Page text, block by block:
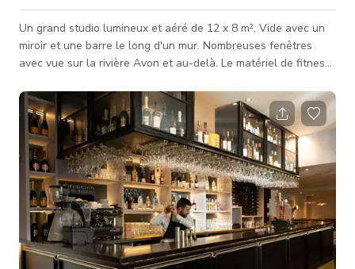
Un grand studio lumineux et aéré de 12 x 8 m². Vide avec un
miroir et une barre le long d'un mur. Nombreuses fenêtres
avec vue sur la rivière Avon et au-delà. Le matériel de fitness
vestiaires sont également disponibles.